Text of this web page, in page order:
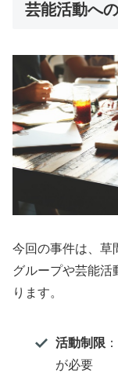
芸能活動へ
今回の事件は、草
グループや芸能活
ります。
活動制限
が必要